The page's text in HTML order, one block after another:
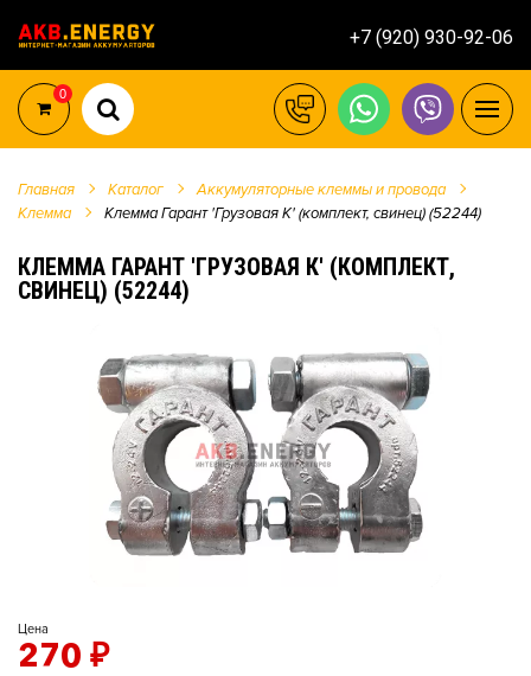
+7 (920) 930-92-06
0
Главная Каталог
Аккумуляторные клеммы и провода
Клемма
Клемма Гарант 'Грузовая К' (комплект, свинец) (52244)
КЛЕММА ГАРАНТ 'ГРУЗОВАЯ К' (КОМПЛЕКТ,
СВИНЕЦ) (52244)
Цена
270 ₽